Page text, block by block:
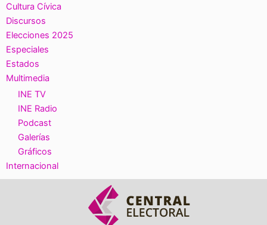
Cultura Cívica
Discursos
Elecciones 2025
Especiales
Estados
Multimedia
INE TV
INE Radio
Podcast
Galerías
Gráficos
Internacional